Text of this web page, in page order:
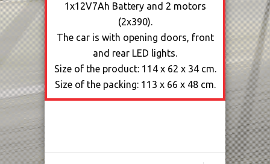
1х12V7Ah Battery and 2 motors
(2х390).
The car is with opening doors, front
and rear LED lights.
Size of the product: 114 x 62 x 34 cm.
Size of the packing: 113 x 66 x 48 cm.